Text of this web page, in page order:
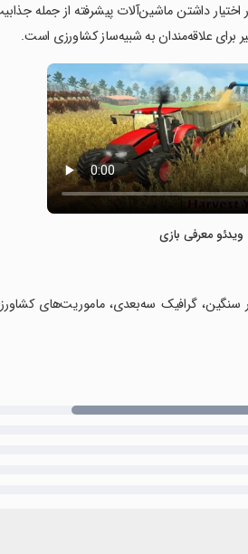
داشتن ماشین‌آلات پیشرفته از جمله
برای علاقه‌مندان به شبیه‌ساز کشاورزی است.
ویدئو معرفی بازی
سنگین، گرافیک سه‌بعدی، ماموریت‌های